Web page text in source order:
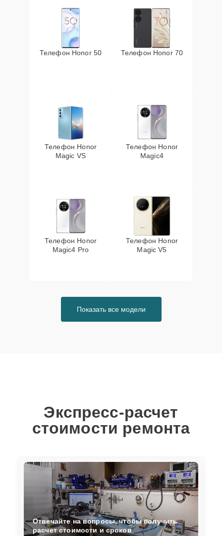
Телефон Honor 50 Телефон Honor 70
Телефон Honor
Magic VS
Телефон Honor
Magic4
Телефон Honor
Magic4 Pro
Телефон Honor
Magic V5
Показать все модели
Экспресс-расчет
стоимости ремонта
Отвечайте на вопросы, чтобы получить
расчет стоимости и сроков